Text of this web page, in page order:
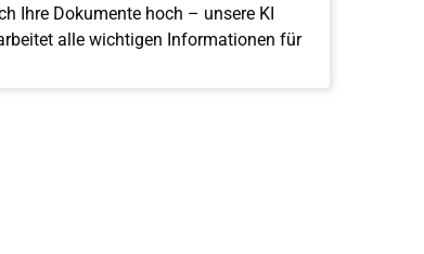
Ihre Dokumente hoch – unsere KI
alle wichtigen Informationen für